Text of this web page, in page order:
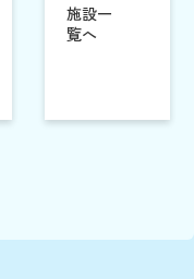
施設一
覧へ